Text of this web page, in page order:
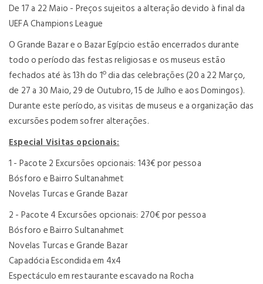
De 17 a 22 Maio - Preços sujeitos a alteração devido à final da
UEFA Champions League
O Grande Bazar e o Bazar Egípcio estão encerrados durante
todo o período das festas religiosas e os museus estão
fechados até às 13h do 1º dia das celebrações (20 a 22 Março,
de 27 a 30 Maio, 29 de Outubro, 15 de Julho e aos Domingos).
Durante este período, as visitas de museus e a organização das
excursões podem sofrer alterações.
Especial Visitas opcionais:
1 - Pacote 2 Excursões opcionais: 143€ por pessoa
Bósforo e Bairro Sultanahmet
Novelas Turcas e Grande Bazar
2 - Pacote 4 Excursões opcionais: 270€ por pessoa
Bósforo e Bairro Sultanahmet
Novelas Turcas e Grande Bazar
Capadócia Escondida em 4x4
Espectáculo em restaurante escavado na Rocha